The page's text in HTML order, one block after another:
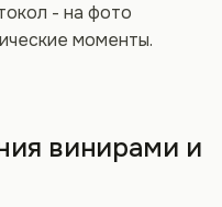
- на фото
моменты.
винирами и